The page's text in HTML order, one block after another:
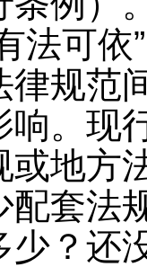
法可
律规范
响。现
或地方
配套法
少？还